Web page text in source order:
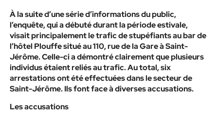
À la suite d’une série d’informations du public,
l’enquête, qui a débuté durant la période estivale,
visait principalement le trafic de stupéfiants au bar de
l’hôtel Plouffe situé au 110, rue de la Gare à Saint-
Jérôme. Celle-ci a démontré clairement que plusieurs
individus étaient reliés au trafic. Au total, six
arrestations ont été effectuées dans le secteur de
Saint-Jérôme. Ils font face à diverses accusations.
Les accusations